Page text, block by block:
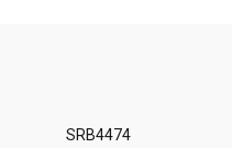
SRB4474